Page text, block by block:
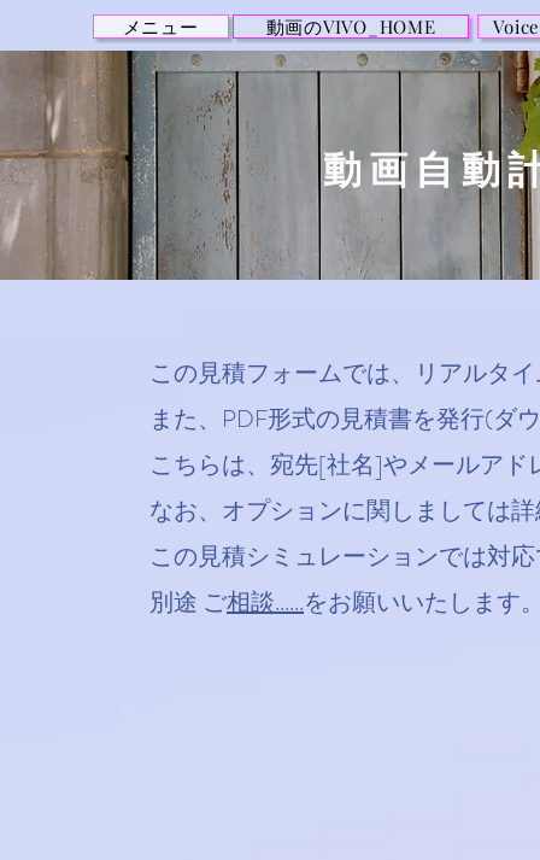
メニュー 動画のVIVO_HOME
動画自動
この見積フォームでは、リアルタ
また、PDF形式の見積書を発行(ダ
こちらは、宛先[社名]やメールア
なお、オプションに関しましては
この見積シミュレーションでは対
別途 ご相談......をお願いいたします